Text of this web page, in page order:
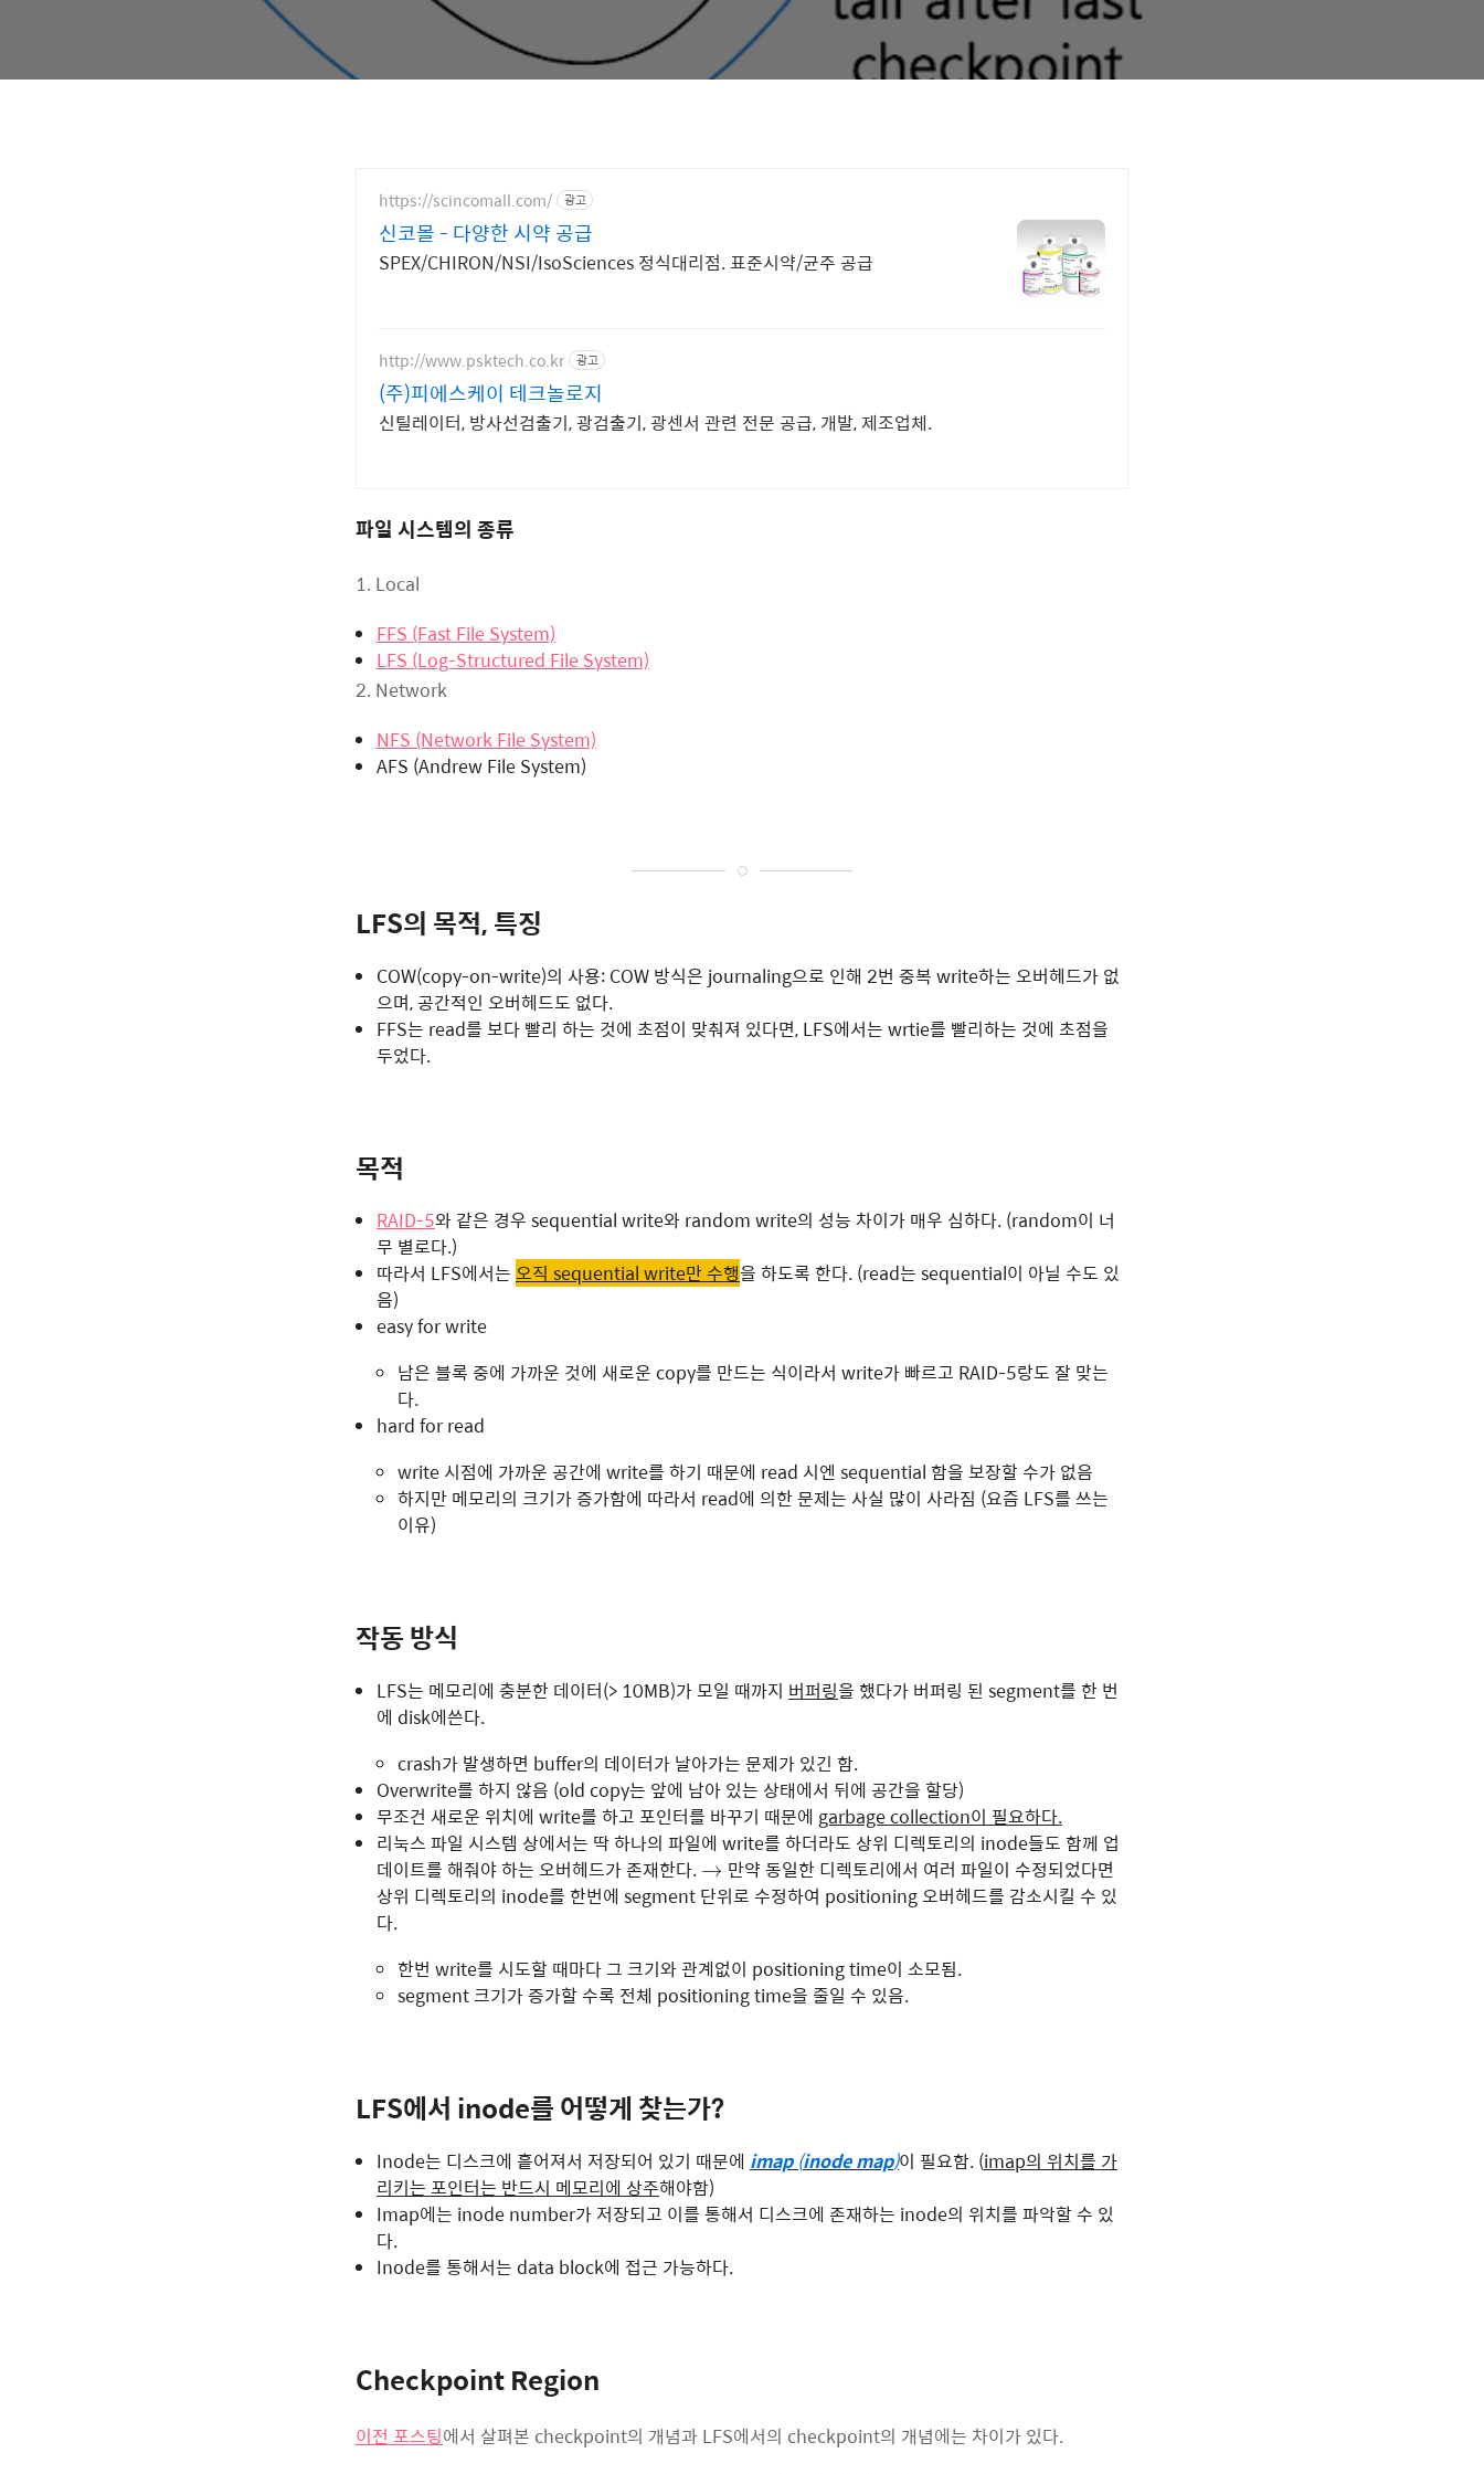
https://scincomall.com/ 광고
신코몰 - 다양한 시약 공급
SPEX/CHIRON/NSI/IsoSciences 정식대리점. 표준시약/균주 공급
http://www.psktech.co.kr 광고
(주)피에스케이 테크놀로지
신틸레이터, 방사선검출기, 광검출기, 광센서 관련 전문 공급, 개발, 제조업체.
파일 시스템의 종류
1. Local
FFS (Fast File System)
LFS (Log-Structured File System)
2. Network
NFS (Network File System)
AFS (Andrew File System)
LFS의 목적, 특징
COW(copy-on-write)의 사용: COW 방식은 journaling으로 인해 2번 중복 write하는 오버헤드가 없
으며, 공간적인 오버헤드도 없다.
FFS는 read를 보다 빨리 하는 것에 초점이 맞춰져 있다면, LFS에서는 wrtie를 빨리하는 것에 초점을
두었다.
목적
RAID-5와 같은 경우 sequential write와 random write의 성능 차이가 매우 심하다. (random이 너
무 별로다.)
따라서 LFS에서는 오직 sequential write만 수행을 하도록 한다. (read는 sequential이 아닐 수도 있
음)
easy for write
남은 블록 중에 가까운 것에 새로운 copy를 만드는 식이라서 write가 빠르고 RAID-5랑도 잘 맞는
다.
hard for read
write 시점에 가까운 공간에 write를 하기 때문에 read 시엔 sequential 함을 보장할 수가 없음
하지만 메모리의 크기가 증가함에 따라서 read에 의한 문제는 사실 많이 사라짐 (요즘 LFS를 쓰는
이유)
작동 방식
LFS는 메모리에 충분한 데이터(> 10MB)가 모일 때까지 버퍼링을 했다가 버퍼링 된 segment를 한 번
에 disk에쓴다.
crash가 발생하면 buffer의 데이터가 날아가는 문제가 있긴 함.
Overwrite를 하지 않음 (old copy는 앞에 남아 있는 상태에서 뒤에 공간을 할당)
무조건 새로운 위치에 write를 하고 포인터를 바꾸기 때문에 garbage collection이 필요하다.
리눅스 파일 시스템 상에서는 딱 하나의 파일에 write를 하더라도 상위 디렉토리의 inode들도 함께 업
데이트를 해줘야 하는 오버헤드가 존재한다. →
→ 만약 동일한 디렉토리에서 여러 파일이 수정되었다면
상위 디렉토리의 inode를 한번에 segment 단위로 수정하여 positioning 오버헤드를 감소시킬 수 있
다.
한번 write를 시도할 때마다 그 크기와 관계없이 positioning time이 소모됨.
segment 크기가 증가할 수록 전체 positioning time을 줄일 수 있음.
LFS에서 inode를 어떻게 찾는가?
Inode는 디스크에 흩어져서 저장되어 있기 때문에 imap(inode map)이 필요함. (imap의 위치를 가
리키는 포인터는 반드시 메모리에 상주해야함)
Imap에는 inode number가 저장되고 이를 통해서 디스크에 존재하는 inode의 위치를 파악할 수 있
다.
Inode를 통해서는 data block에 접근 가능하다.
Checkpoint Region
이전 포스팅에서 살펴본 checkpoint의 개념과 LFS에서의 checkpoint의 개념에는 차이가 있다.